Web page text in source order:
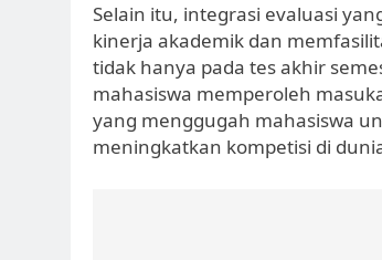
Selain itu, integrasi evaluasi
kinerja akademik dan
tidak hanya pada tes akhir
mahasiswa memperoleh
yang menggugah mahasiswa
meningkatkan kompetisi di